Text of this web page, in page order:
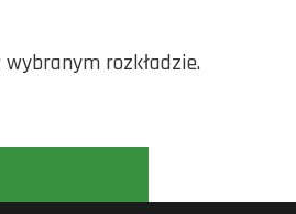
rozkładzie.